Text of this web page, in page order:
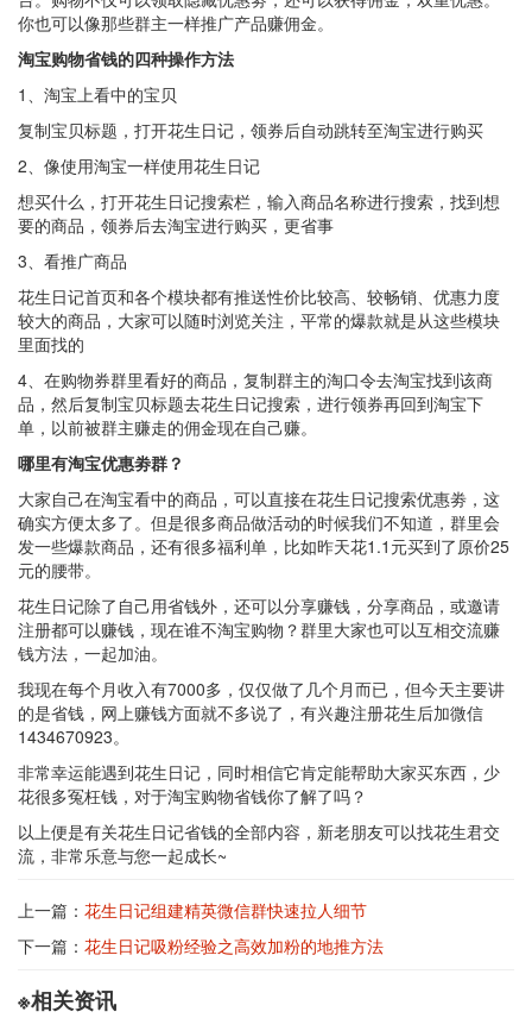
你也可以像那些群主一样推广产品赚佣金。
淘宝购物省钱的四种操作方法
1、淘宝上看中的宝贝
复制宝贝标题，打开花生日记，领券后自动跳转至淘宝进行购买
2、像使用淘宝一样使用花生日记
想买什么，打开花生日记搜索栏，输入商品名称进行搜索，找到想
要的商品，领券后去淘宝进行购买，更省事
3、看推广商品
花生日记首页和各个模块都有推送性价比较高、较畅销、优惠力度
较大的商品，大家可以随时浏览关注，平常的爆款就是从这些模块
里面找的
4、在购物券群里看好的商品，复制群主的淘口令去淘宝找到该商
品，然后复制宝贝标题去花生日记搜索，进行领券再回到淘宝下
单，以前被群主赚走的佣金现在自己赚。
哪里有淘宝优惠劵群？
大家自己在淘宝看中的商品，可以直接在花生日记搜索优惠劵，这
确实方便太多了。但是很多商品做活动的时候我们不知道，群里会
发一些爆款商品，还有很多福利单，比如昨天花1.1元买到了原价25
元的腰带。
花生日记除了自己用省钱外，还可以分享赚钱，分享商品，或邀请
注册都可以赚钱，现在谁不淘宝购物？群里大家也可以互相交流赚
钱方法，一起加油。
我现在每个月收入有7000多，仅仅做了几个月而已，但今天主要讲
的是省钱，网上赚钱方面就不多说了，有兴趣注册花生后加微信
1434670923。
非常幸运能遇到花生日记，同时相信它肯定能帮助大家买东西，少
花很多冤枉钱，对于淘宝购物省钱你了解了吗？
以上便是有关花生日记省钱的全部内容，新老朋友可以找花生君交
流，非常乐意与您一起成长~
上一篇： 花生日记组建精英微信群快速拉人细节
下一篇： 花生日记吸粉经验之高效加粉的地推方法
※相关资讯